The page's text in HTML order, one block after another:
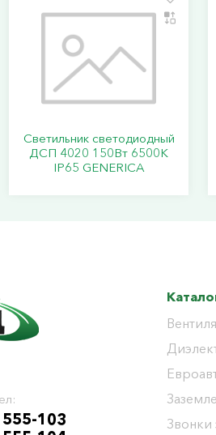
Светильник светодиодный
ДСП 4020 150Вт 6500К
IP65 GENERICA
555-103
Звонки